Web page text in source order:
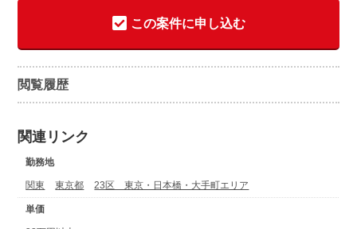
この案件に申し込む
閲覧履歴
関連リンク
勤務地
関東 東京都 23区 東京・日本橋・大手町エリア
単価